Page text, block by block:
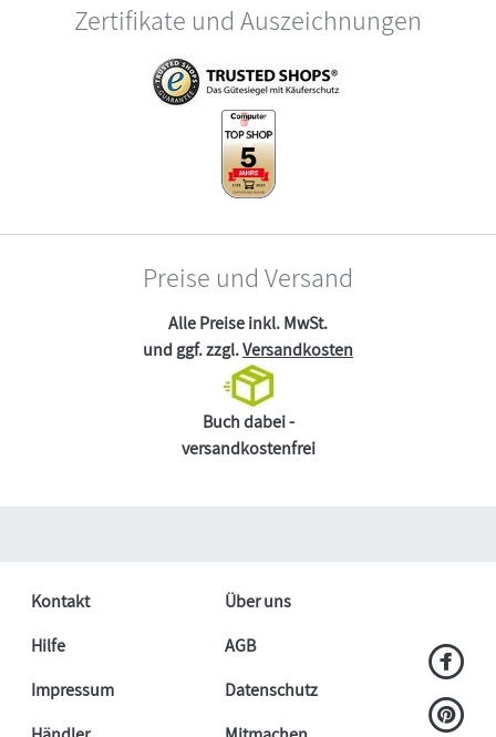
Zertifikate und Auszeichnungen
Preise und Versand
Alle Preise inkl. MwSt.
und ggf. zzgl.Versandkosten
Buch dabei -
versandkostenfrei
Kontakt
Über uns
Hilfe
AGB
Impressum
Datenschutz